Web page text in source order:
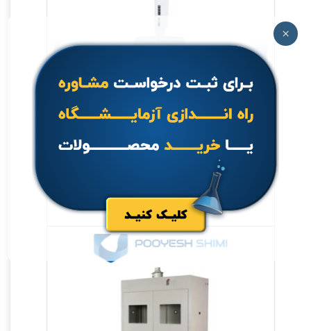
سمپلر مدل MicroPette plus Multi
Channel
جهت خرید تماس بگیرید.
مشاهده سریع
×